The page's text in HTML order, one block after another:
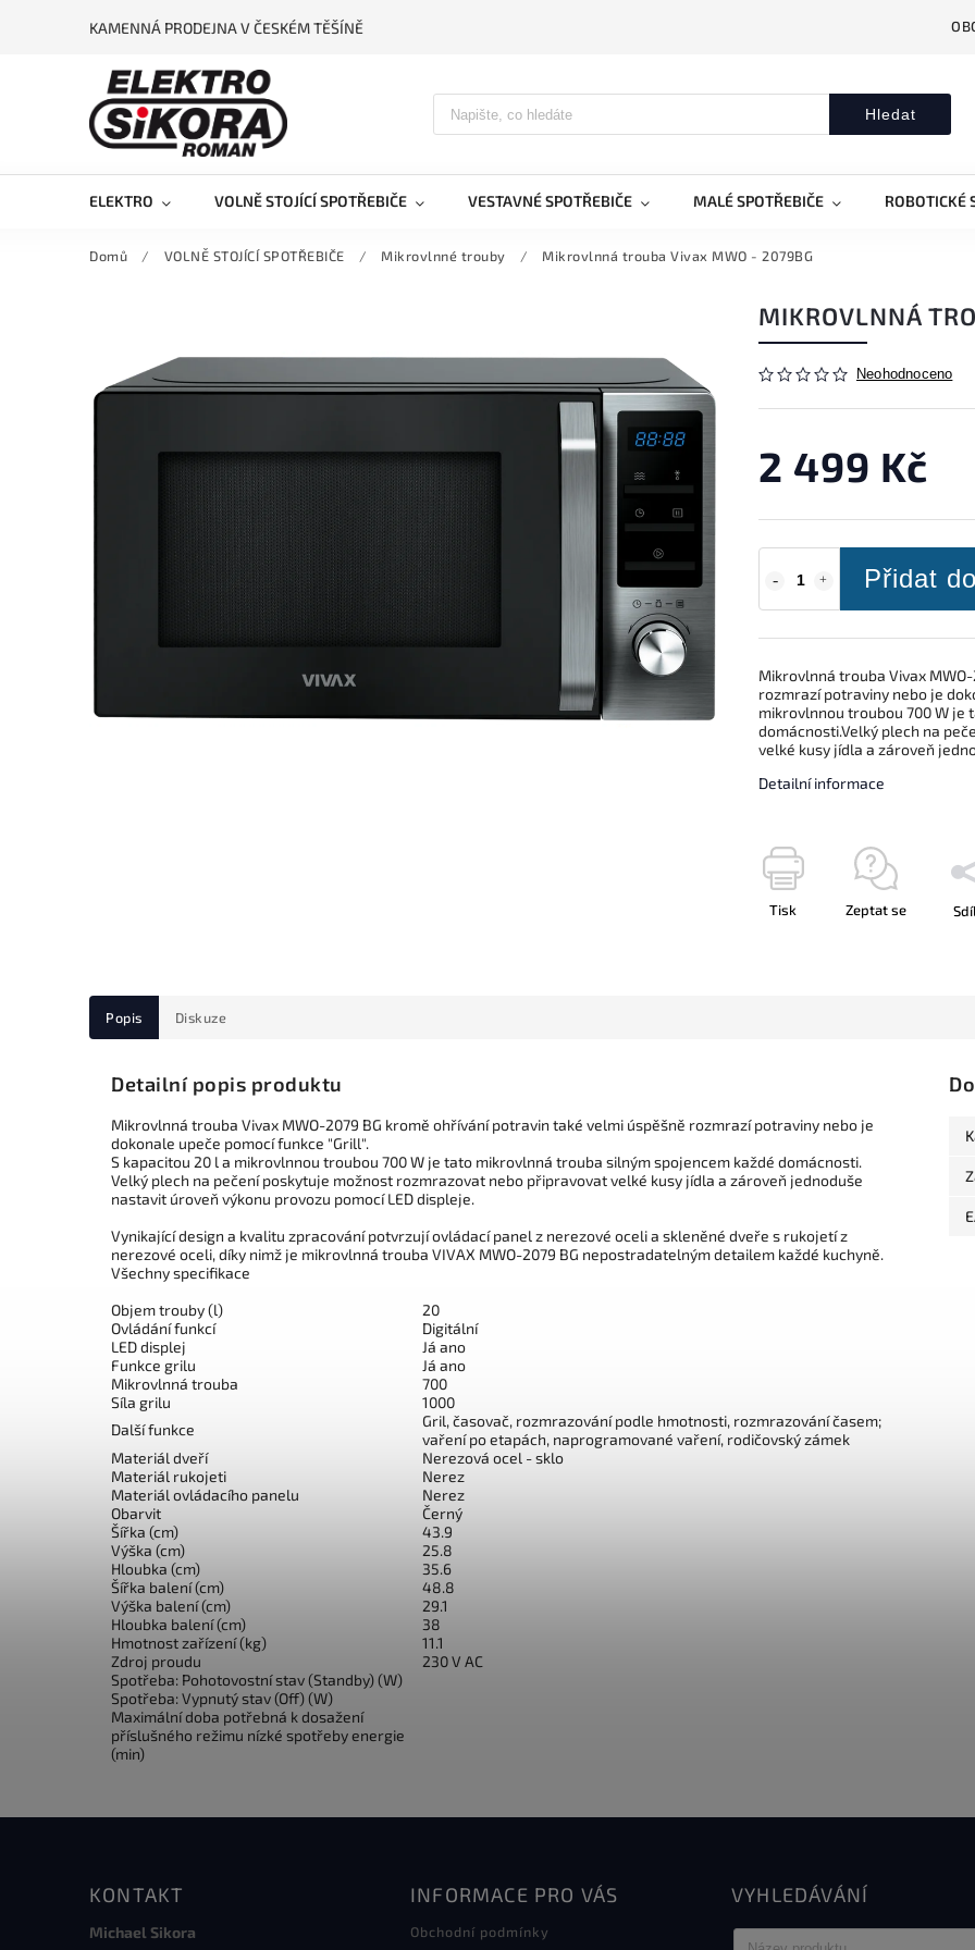
KAMENNÁ PRODEJNA V ČESKÉM TĚŠÍNĚ
Hledat
ELEKTRO VOLNĚ STOJÍCÍ SPOTŘEBIČE VESTAVNÉ SPOTŘEBIČE MALÉ SPOTŘEBIČE ROBOTICKÉ
Domů / VOLNĚ STOJÍCÍ SPOTŘEBIČE / Mikrovlnné trouby / Mikrovlnná trouba Vivax MWO - 2079BG
MIKROVLNNÁ
Neohodnoceno
2 499 Kč
Přidat
Mikrovlnná trouba Vivax
rozmrazí potraviny nebo je
mikrovlnnou troubou 700 W je
domácnosti.Velký plech na
velké kusy jídla a zároveň
Detailní informace
Tisk Zeptat se
Popis Diskuze
Detailní popis produktu
Mikrovlnná trouba Vivax MWO-2079 BG kromě ohřívání potravin také velmi úspěšně rozmrazí potraviny nebo je
dokonale upeče pomocí funkce "Grill".
S kapacitou 20 l a mikrovlnnou troubou 700 W je tato mikrovlnná trouba silným spojencem každé domácnosti.
Velký plech na pečení poskytuje možnost rozmrazovat nebo připravovat velké kusy jídla a zároveň jednoduše
nastavit úroveň výkonu provozu pomocí LED displeje.
Vynikající design a kvalitu zpracování potvrzují ovládací panel z nerezové oceli a skleněné dveře s rukojetí z
nerezové oceli, díky nimž je mikrovlnná trouba VIVAX MWO-2079 BG nepostradatelným detailem každé kuchyně.
Všechny specifikace
Objem trouby (l)
20
Ovládání funkcí
Digitální
LED displej
Já ano
Funkce grilu
Já ano
Mikrovlnná trouba
700
Síla grilu
1000
Další funkce
Gril, časovač, rozmrazování podle hmotnosti, rozmrazování časem;
vaření po etapách, naprogramované vaření, rodičovský zámek
Materiál dveří
Nerezová ocel - sklo
Materiál rukojeti
Nerez
Materiál ovládacího panelu
Nerez
Obarvit
Černý
Šířka (cm)
43.9
Výška (cm)
25.8
Hloubka (cm)
35.6
Šířka balení (cm)
48.8
Výška balení (cm)
29.1
Hloubka balení (cm)
38
Hmotnost zařízení (kg)
11.1
Zdroj proudu
230 V AC
Spotřeba: Pohotovostní stav (Standby) (W)
Spotřeba: Vypnutý stav (Off) (W)
Maximální doba potřebná k dosažení
příslušného režimu nízké spotřeby energie
(min)
KONTAKT
Michael Sikora
INFORMACE PRO VÁS
Obchodní podmínky
VYHLEDÁVÁNÍ